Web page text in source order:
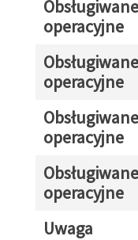
operacyjne
operacyjne
operacyjne
operacyjne
Uwaga